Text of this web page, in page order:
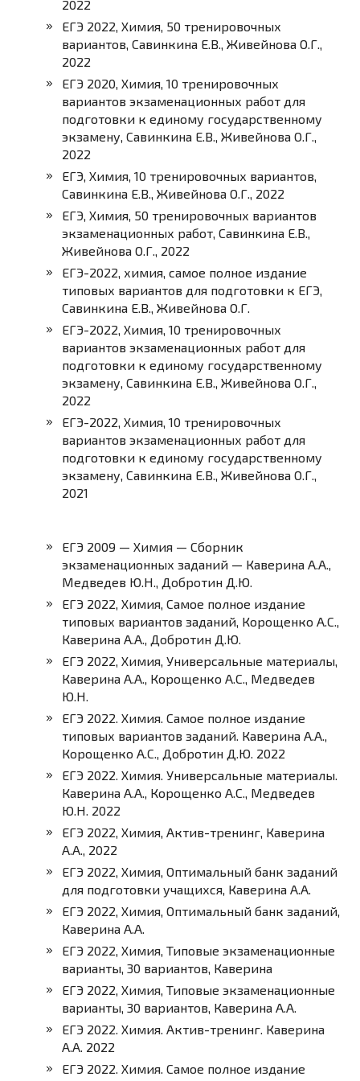
2022
ЕГЭ 2022, Химия, 50 тренировочных
вариантов, Савинкина Е.В., Живейнова О.Г.,
2022
ЕГЭ 2020, Химия, 10 тренировочных
вариантов экзаменационных работ для
подготовки к единому государственному
экзамену, Савинкина Е.В., Живейнова О.Г.,
2022
ЕГЭ, Химия, 10 тренировочных вариантов,
Савинкина Е.В., Живейнова О.Г., 2022
ЕГЭ, Химия, 50 тренировочных вариантов
экзаменационных работ, Савинкина Е.В.,
Живейнова О.Г., 2022
ЕГЭ-2022, химия, самое полное издание
типовых вариантов для подготовки к ЕГЭ,
Савинкина Е.В., Живейнова О.Г.
ЕГЭ-2022, Химия, 10 тренировочных
вариантов экзаменационных работ для
подготовки к единому государственному
экзамену, Савинкина Е.В., Живейнова О.Г.,
2022
ЕГЭ-2022, Химия, 10 тренировочных
вариантов экзаменационных работ для
подготовки к единому государственному
экзамену, Савинкина Е.В., Живейнова О.Г.,
2021
ЕГЭ 2009 — Химия — Сборник
экзаменационных заданий — Каверина А.А.,
Медведев Ю.Н., Добротин Д.Ю.
ЕГЭ 2022, Химия, Самое полное издание
типовых вариантов заданий, Корощенко А.С.,
Каверина А.А., Добротин Д.Ю.
ЕГЭ 2022, Химия, Универсальные материалы,
Каверина А.А., Корощенко А.С., Медведев
Ю.Н.
ЕГЭ 2022. Химия. Самое полное издание
типовых вариантов заданий. Каверина А.А.,
Корощенко А.С., Добротин Д.Ю. 2022
ЕГЭ 2022. Химия. Универсальные материалы.
Каверина А.А., Корощенко А.С., Медведев
Ю.Н. 2022
ЕГЭ 2022, Химия, Актив-тренинг, Каверина
А.А., 2022
ЕГЭ 2022, Химия, Оптимальный банк заданий
для подготовки учащихся, Каверина А.А.
ЕГЭ 2022, Химия, Оптимальный банк заданий,
Каверина А.А.
ЕГЭ 2022, Химия, Типовые экзаменационные
варианты, 30 вариантов, Каверина
ЕГЭ 2022, Химия, Типовые экзаменационные
варианты, 30 вариантов, Каверина А.А.
ЕГЭ 2022. Химия. Актив-тренинг. Каверина
А.А. 2022
ЕГЭ 2022. Химия. Самое полное издание